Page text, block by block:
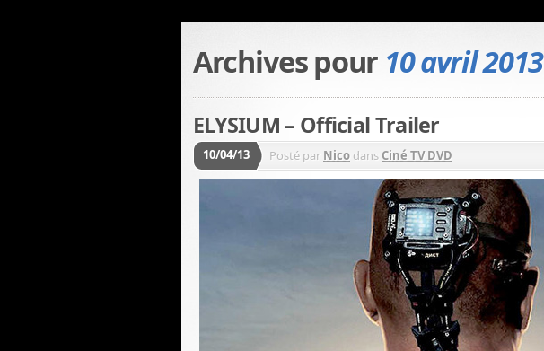
Archives pour 10 avril 2013
ELYSIUM – Official Trailer
10/04/13 Posté par Nico dans Ciné TV DVD